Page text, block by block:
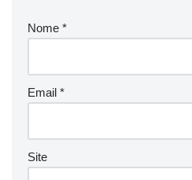
Nome *
Email *
Site